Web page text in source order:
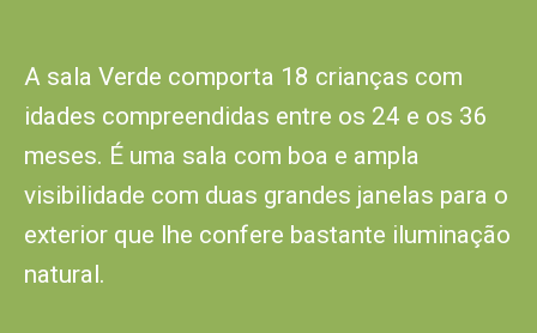
A sala Verde comporta 18 crianças com
idades compreendidas entre os 24 e os 36
meses. É uma sala com boa e ampla
visibilidade com duas grandes janelas para o
exterior que lhe confere bastante iluminação
natural.